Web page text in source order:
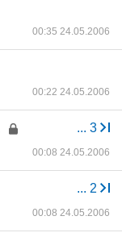
00:35 24.05.2006
00:22 24.05.2006
... 3
00:08 24.05.2006
... 2
00:08 24.05.2006